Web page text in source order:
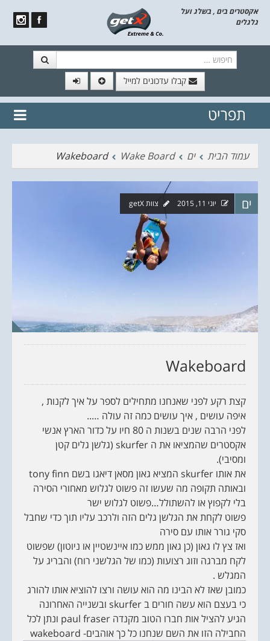
אקסטרים בים , בשלג ועל
גלגלים
קבלו עדכונים למייל
// הצטרף לרשימת תפוצה!
נשמח
תפריט
עמוד הבית
ים Wake Board
Wakeboard
ים יוני 11, 2015 צוות getX
Wakeboard
קצת רקע לפני שאנחנו מתחילים לספר על איך לקנות ,
איפה עושים , איך עושים כמה זה עולה …..
לפני הרבה שנים בשנות ה 80 חיו על כדור הארץ אנשי
אקסטרים שהמציאו את ה skurfer (גלשן גלים קטן
ומסיבי).
את אותו skurfer המציא גאון מסאן דיאגו בשם tony finn
ובאותה תקופה מה שעשו זה פשוט לגלוש מאחורי הסירה
בלי לקפוץ או להשתולל…פשוט לגלוש ישר
פשוט לקחת את הגלשן גלים הזה ולרכב עליו תוך כדי שחבל
סקי גורר אותו עם סירה
ואז צץ לו גאון (כן גאון ממש כמו איינשטיין או ניוטון) שפשוט
לקח מברגה וזוג רצועות (כמו של הגלשני רוח) והבריג על
המגלש .
כמובן שאז לא הבינו מה הוא עושה ורצו להוציא אותו להורג
כי בעצם הוא עשה חורים ב skurfer ובשנייה האחרונה
הגיע להציל אות חברו הטוב מקנדה paul fraser ונתן לכל
החבילה הזו את השם שנחנו כל כך אוהבים- wakeboard